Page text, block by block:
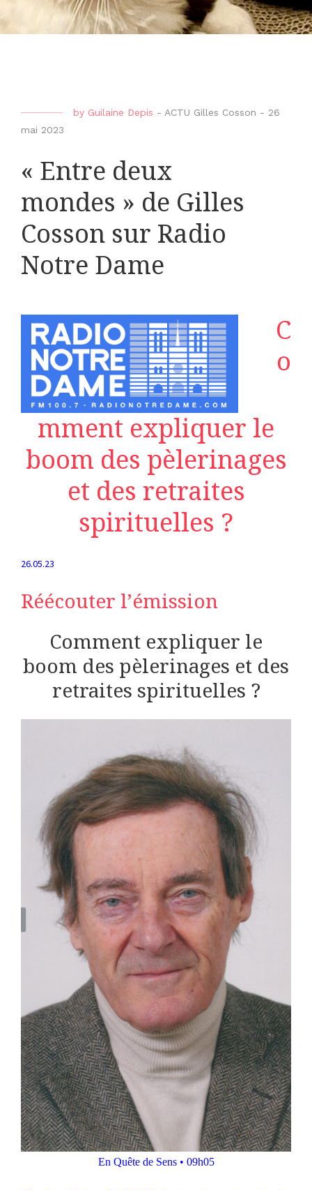
by Guilaine Depis - ACTU Gilles Cosson - 26
mai 2023
« Entre deux
mondes » de Gilles
Cosson sur Radio
Notre Dame
C
o
mment expliquer le
boom des pèlerinages
et des retraites
spirituelles ?
26.05.23
Réécouter l’émission
Comment expliquer le
boom des pèlerinages et des
retraites spirituelles ?
En Quête de Sens • 09h05